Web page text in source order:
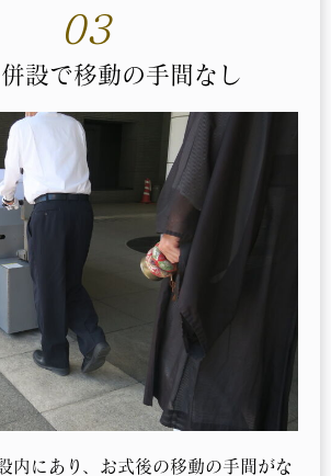
03
設で移動の手間なし
内にあり、お式後の移動の手間がな